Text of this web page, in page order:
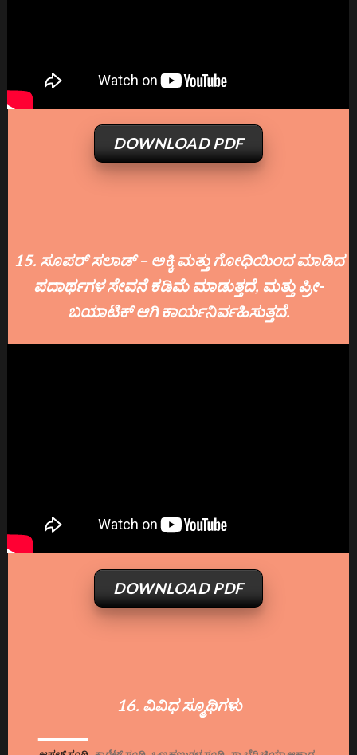
DOWNLOAD PDF
15. ಸೂಪರ್ ಸಲಾಡ್ – ಅಕ್ಕಿ ಮತ್ತು ಗೋಧಿಯಿಂದ ಮಾಡಿದ
ಪದಾರ್ಥಗಳ ಸೇವನೆ ಕಡಿಮೆ ಮಾಡುತ್ತದೆ, ಮತ್ತು ಪ್ರೀ-
ಬಯಾಟಿಕ್ ಆಗಿ ಕಾರ್ಯನಿರ್ವಹಿಸುತ್ತದೆ.
DOWNLOAD PDF
16. ವಿವಿಧ ಸ್ಮೂಥಿಗಳು